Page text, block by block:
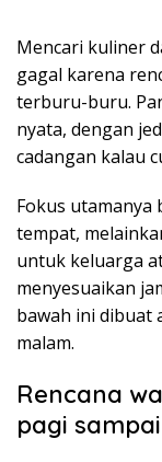
Mencari kuliner
gagal karena
terburu-buru.
nyata, dengan
cadangan kalau
Fokus utamanya
tempat,
untuk keluarga
menyesuaikan
bawah ini dibuat
malam.
Rencana
pagi